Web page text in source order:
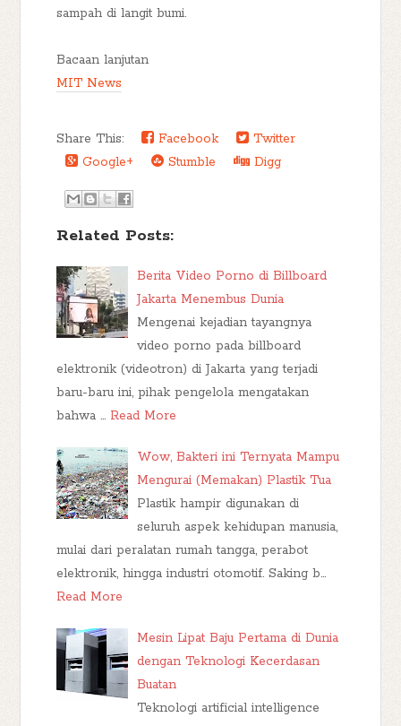
sampah di langit bumi.
Bacaan lanjutan
MIT News
Share This: Facebook
Twitter
Google+
Stumble Digg
Related Posts:
Berita Video Porno di Billboard
Jakarta Menembus Dunia
Mengenai kejadian tayangnya
video porno pada billboard
elektronik (videotron) di Jakarta yang terjadi
baru-baru ini, pihak pengelola mengatakan
bahwa … Read More
Wow, Bakteri ini Ternyata Mampu
Mengurai (Memakan) Plastik Tua
Plastik hampir digunakan di
seluruh aspek kehidupan manusia,
mulai dari peralatan rumah tangga, perabot
elektronik, hingga industri otomotif. Saking b…
Read More
Mesin Lipat Baju Pertama di Dunia
dengan Teknologi Kecerdasan
Buatan
Teknologi artificial intelligence